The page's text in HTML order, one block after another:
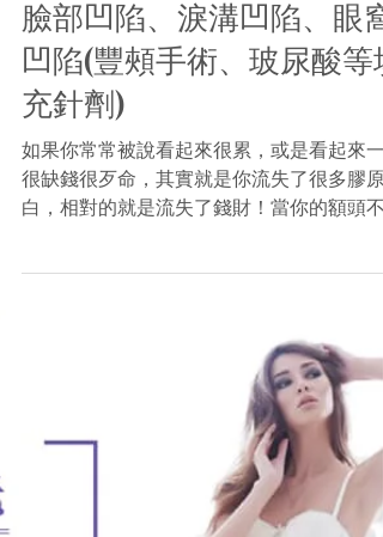
2016年9月7日
玻尿酸
臉部凹陷、淚溝凹陷、眼窩
凹陷(豐頰手術、玻尿酸等填
充針劑)
很缺錢很歹命，其實就是你流失了很多膠原
易得到第一桶金喔~ 太陽穴又稱夫妻宮，如
不飽滿時面相學來說容易第三者介入！...